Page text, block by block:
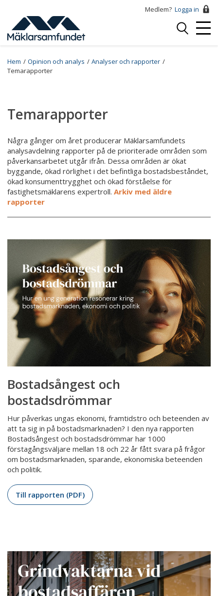
huvudinnehåll
Medlem? Logga in
Logga
Breadcrumb
Hem Opinion och analys
Analyser och rapporter
Temarapporter
Temarapporter
Några gånger om året producerar Mäklarsamfundets
analysavdelning rapporter på de prioriterade områden som
påverkansarbetet utgår ifrån. Dessa områden är ökat
byggande, ökad rörlighet i det befintliga bostadsbeståndet,
ökad konsumenttrygghet och ökad förståelse för
fastighetsmäklarens expertroll. Arkiv med äldre
rapporter
Bostadsångest
bostadsdrömmar
Bostadsångest och
bostadsdrömmar
Hur påverkas ungas ekonomi, framtidstro och beteenden av
att ta sig in på bostadsmarknaden? I den nya rapporten
Bostadsångest och bostadsdrömmar har 1000
förstagångsväljare mellan 18 och 22 år fått svara på frågor
om bostadsmarknaden, sparande, ekonomiska beteenden
och politik.
Till rapporten (PDF)
Grindvaktarna
vid
bostadsaffären